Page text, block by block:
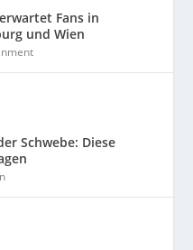
Fans in
und Wien
Schwebe: Diese